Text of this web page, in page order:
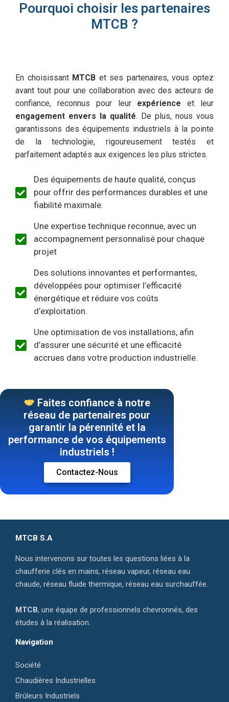
Pourquoi choisir les partenaires
MTCB ?
En choisissant MTCB et ses partenaires, vous optez
avant tout pour une collaboration avec des acteurs de
confiance, reconnus pour leur expérience et leur
engagement envers la qualité. De plus, nous vous
garantissons des équipements industriels à la pointe
de la technologie, rigoureusement testés et
parfaitement adaptés aux exigences les plus strictes.
Des équipements de haute qualité, conçus
pour offrir des performances durables et une
fiabilité maximale.
Une expertise technique reconnue, avec un
accompagnement personnalisé pour chaque
projet
Des solutions innovantes et performantes,
développées pour optimiser l’efficacité
énergétique et réduire vos coûts
d’exploitation.
Une optimisation de vos installations, afin
d’assurer une sécurité et une efficacité
accrues dans votre production industrielle.
Faites confiance à notre
réseau de partenaires pour
garantir la pérennité et la
performance de vos équipements
industriels !
Contactez-Nous
MTCB S.A
Nous intervenons sur toutes les questions liées à la
chaufferie clés en mains, réseau vapeur, réseau eau
chaude, réseau fluide thermique, réseau eau surchauffée.
MTCB, une équipe de professionnels chevronnés, des
études à la réalisation.
Navigation
Société
Chaudières Industrielles
Brûleurs Industriels